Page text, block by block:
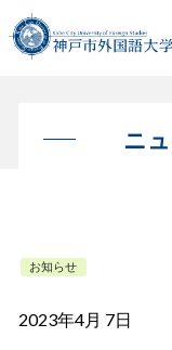
ニ
お知らせ
2023年4月 7日